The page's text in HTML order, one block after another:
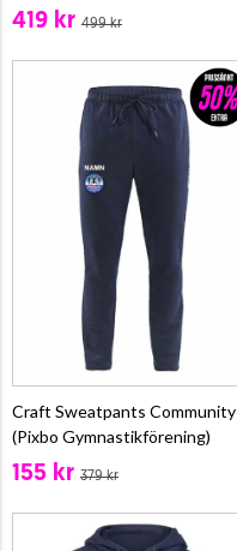
419 kr 499 kr
Craft Sweatpants Community
(Pixbo Gymnastikförening)
155 kr 379 kr